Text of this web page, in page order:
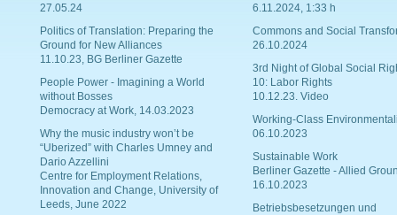
27.05.24
Politics of Translation: Preparing the
Ground for New Alliances
11.10.23, BG Berliner Gazette
People Power - Imagining a World
without Bosses
Democracy at Work, 14.03.2023
Why the music industry won’t be
“Uberized” with Charles Umney and
Dario Azzellini
Centre for Employment Relations,
Innovation and Change, University of
Leeds, June 2022
6.11.2024, 1:33 h
Commons and Social
26.10.2024
3rd Night of Global Social
10: Labor Rights
10.12.23. Video
Working-Class
06.10.2023
Sustainable Work
Berliner Gazette - Allied
16.10.2023
Betriebsbesetzungen und